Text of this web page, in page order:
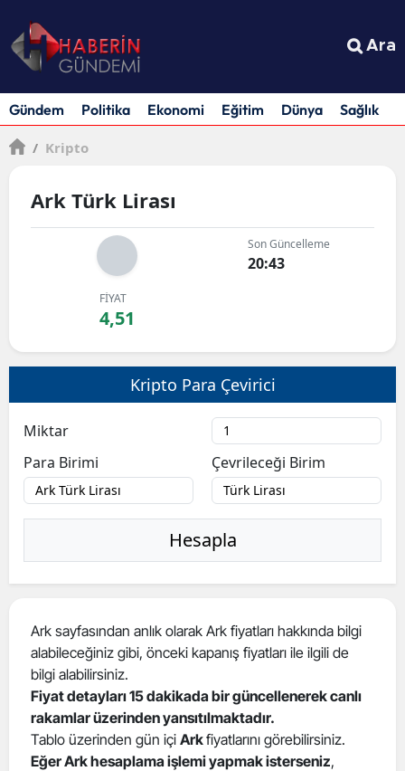
Ara
Gündem Politika Ekonomi Eğitim Dünya Sağlık
/ Kripto
Ark Türk Lirası
Son Güncelleme
20:43
FİYAT
4,51
Kripto Para Çevirici
Miktar
Para Birimi
Çevrileceği Birim
Hesapla
Ark sayfasından anlık olarak Ark fiyatları hakkında bilgi
alabileceğiniz gibi, önceki kapanış fiyatları ile ilgili de
bilgi alabilirsiniz.
Fiyat detayları 15 dakikada bir güncellenerek canlı
rakamlar üzerinden yansıtılmaktadır.
Tablo üzerinden gün içi Arkfiyatlarını görebilirsiniz.
Eğer Ark hesaplama işlemi yapmak isterseniz,